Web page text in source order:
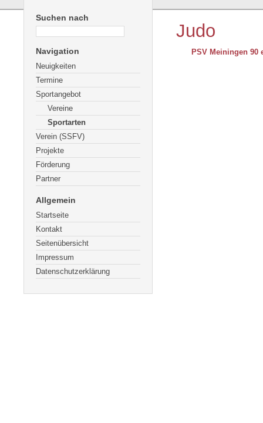
Suchen nach
Navigation
Neuigkeiten
Termine
Sportangebot
Vereine
Sportarten
Verein (SSFV)
Projekte
Förderung
Partner
Allgemein
Startseite
Kontakt
Seitenübersicht
Impressum
Datenschutzerklärung
Judo
PSV Meiningen 90